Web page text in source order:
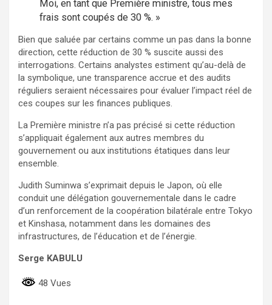
Moi, en tant que Première ministre, tous mes
frais sont coupés de 30 %. »
Bien que saluée par certains comme un pas dans la bonne
direction, cette réduction de 30 % suscite aussi des
interrogations. Certains analystes estiment qu’au-delà de
la symbolique, une transparence accrue et des audits
réguliers seraient nécessaires pour évaluer l’impact réel de
ces coupes sur les finances publiques.
La Première ministre n’a pas précisé si cette réduction
s’appliquait également aux autres membres du
gouvernement ou aux institutions étatiques dans leur
ensemble.
Judith Suminwa s’exprimait depuis le Japon, où elle
conduit une délégation gouvernementale dans le cadre
d’un renforcement de la coopération bilatérale entre Tokyo
et Kinshasa, notamment dans les domaines des
infrastructures, de l’éducation et de l’énergie.
Serge KABULU
48 Vues